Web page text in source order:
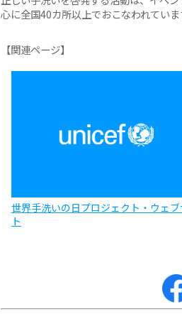
心に全国40カ所以上でおこなわれていま
【関連ページ】
世界手洗いの日プロジェクト・ウェブ
ト